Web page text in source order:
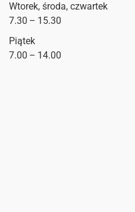
Wtorek, środa, czwartek
7.30 – 15.30
Piątek
7.00 – 14.00